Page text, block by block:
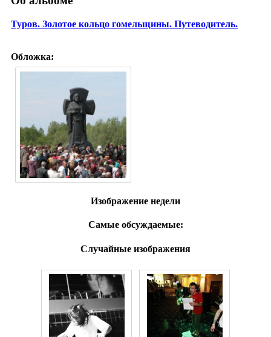
Туров. Золотое кольцо гомельщины. Путеводитель.
Обложка:
Изображение недели
Самые обсуждаемые:
Случайные изображения